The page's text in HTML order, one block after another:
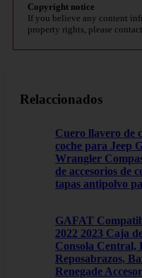
Copyright notice
If you believe any content
property rights, please contact
Relaccionados
Cuero llavero de
coche para Jeep
Wrangler
de accesorios de
tapas antipolvo
GAFAT
2022 2023 Caja
Consola Central,
Reposabrazos,
Renegade